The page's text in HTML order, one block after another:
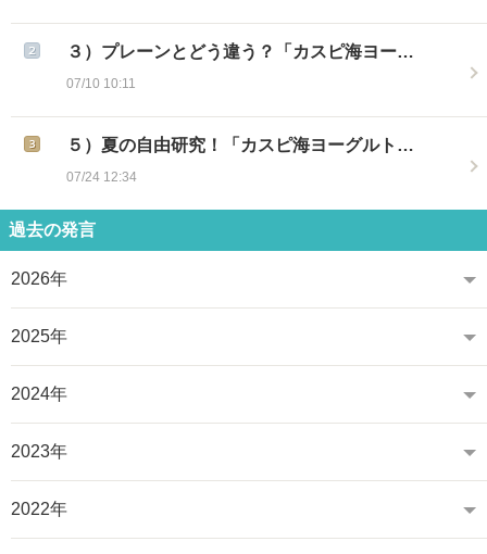
３）プレーンとどう違う？「カスピ海ヨー…
07/10 10:11
５）夏の自由研究！「カスピ海ヨーグルト…
07/24 12:34
過去の発言
2026年
2025年
2024年
2023年
2022年